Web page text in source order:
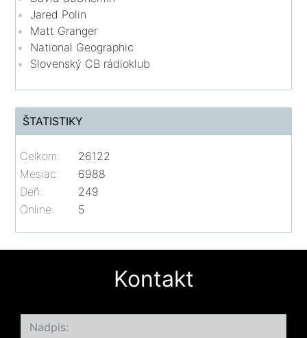
Jared Polin
Matt Granger
National Geographic
Slovenský CB rádioklub
ŠTATISTIKY
Online: 5
Celkom:
26122
Mesiac:
6988
Deň:
249
Kontakt